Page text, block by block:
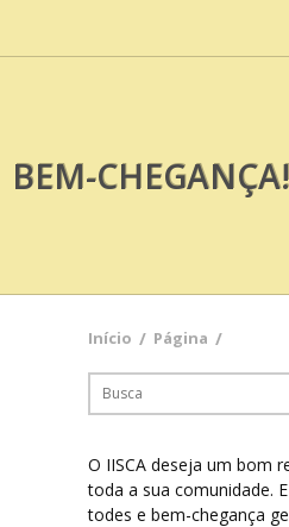
Organograma
BEM-CHEGANÇA!
Início / Página /
O IISCA deseja um bom
toda a sua comunidade.
todes e bem-chegança